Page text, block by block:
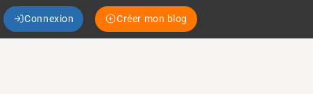
Connexion Créer mon blog